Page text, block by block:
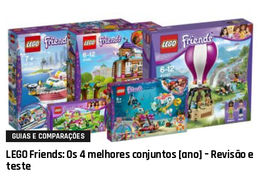
GUIAS E COMPARAÇÕES
LEGO Friends: Os 4 melhores conjuntos [ano] – Revisão e
teste